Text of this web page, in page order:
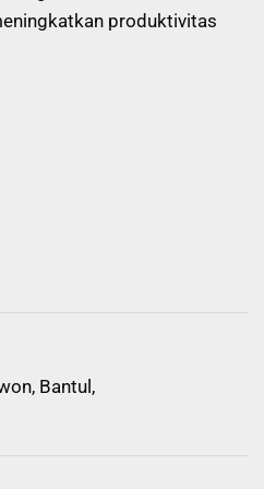
produktivitas
Bantul,